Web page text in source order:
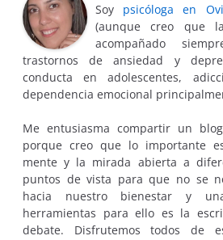
Soy psicóloga en
(aunque creo que
acompañado
trastornos de ansiedad y
conducta en adolescentes,
dependencia emocional
Me entusiasma compartir un
porque creo que lo importante
mente y la mirada abierta a
puntos de vista para que no se
hacia nuestro bienestar y
herramientas para ello es la
debate. Disfrutemos todos de